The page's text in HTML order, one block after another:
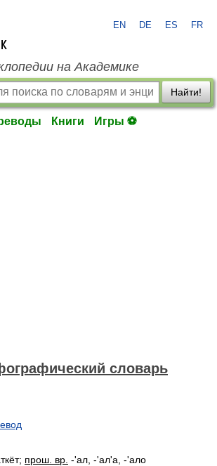
EN DE ES FR
на Академике
Найти!
Книги Игры ⚽
словарь
прош. вр. -'ал, -'ал'а, -'ало